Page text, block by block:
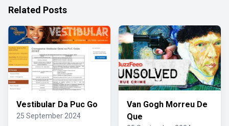
Related Posts
Vestibular Da Puc Go
25 September 2024
Van Gogh Morreu De
Que